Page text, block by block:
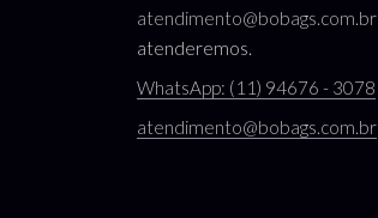
atendimento@bobags.com.br
atenderemos.
WhatsApp: (11) 94676 - 3078
atendimento@bobags.com.br